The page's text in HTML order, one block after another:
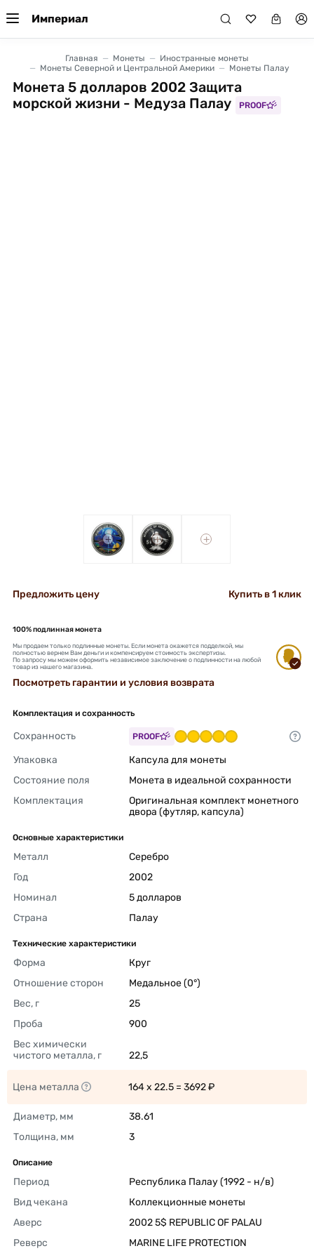
Империал
Главная Монеты
Иностранные монеты
Монеты Северной и Центральной Америки
Монеты Палау
Монета 5 долларов 2002 Защита
морской жизни - Медуза Палау
PROOF
+ + +
Предложить цену Купить в 1 клик
100% подлинная монета
Мы продаем только подлинные монеты. Если монета окажется подделкой, мы
полностью вернем Вам деньги и компенсируем стоимость экспертизы.
По запросу мы можем оформить независимое заключение о подлинности на любой
товар из нашего магазина.
Посмотреть гарантии и условия возврата
Комплектация и сохранность
Сохранность PROOF
Упаковка
Капсула для монеты
Состояние поля
Монета в идеальной сохранности
Комплектация
Оригинальная комплект монетного
двора (футляр, капсула)
Основные характеристики
Металл
Серебро
Год
2002
Номинал
5 долларов
Страна
Палау
Технические характеристики
Форма
Круг
Отношение сторон
Медальное (0°)
Вес, г
25
Проба
900
Вес химически
чистого металла, г
22,5
Цена металла 164 x 22.5 = 3692 ₽
Диаметр, мм
38.61
Толщина, мм
3
Описание
Период
Республика Палау (1992 - н/в)
Вид чекана
Коллекционные монеты
Аверс
2002 5$ REPUBLIC OF PALAU
Реверс
MARINE LIFE PROTECTION